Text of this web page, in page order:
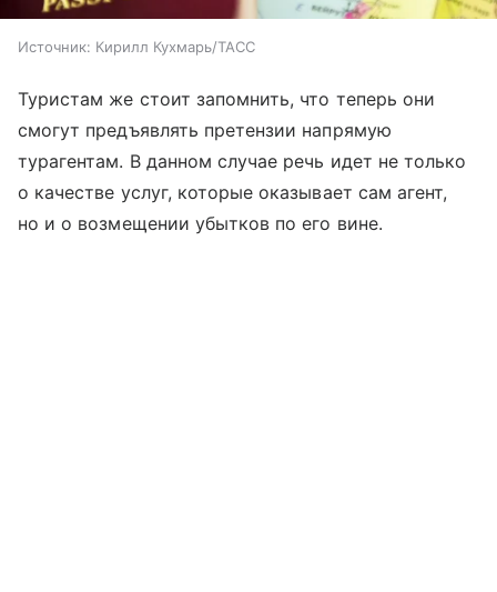
Источник: Кирилл Кухмарь/ТАСС
Туристам же стоит запомнить, что теперь они
смогут предъявлять претензии напрямую
турагентам. В данном случае речь идет не только
о качестве услуг, которые оказывает сам агент,
но и о возмещении убытков по его вине.